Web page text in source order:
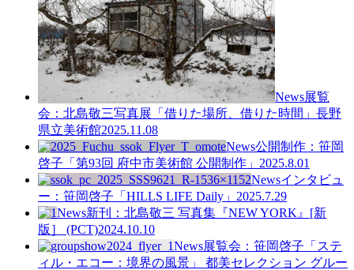
News展覧
会：北島敬三写真展「借りた場所、借りた時間」長野
県立美術館2025.11.08
News公開制作：笹岡
啓子「第93回 府中市美術館 公開制作」 2025.8.01
Newsインタビュ
ー：笹岡啓子「HILLS LIFE Daily」 2025.7.29
News新刊：北島敬三 写真集『NEW YORK』[新
版］ (PCT)2024.10.10
News展覧会：笹岡啓子「ステ
ィル・エコー：境界の風景」 都美セレクション グルー